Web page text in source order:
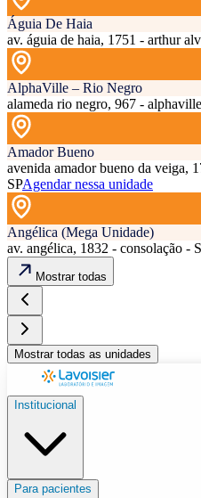
Águia De Haia
av. águia de haia, 1751 - arthur
AlphaVille – Rio Negro
alameda rio negro, 967 -
Amador Bueno
avenida amador bueno da veiga,
SPAgendar nessa unidade
Angélica (Mega Unidade)
av. angélica, 1832 - consolação -
Mostrar todas
Mostrar todas as unidades
Institucional
Para pacientes